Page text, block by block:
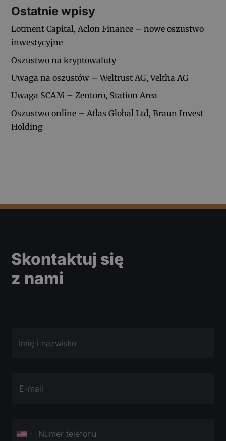
Ostatnie wpisy
Lotment Capital, Aclon Finance – nowe oszustwo
inwestycyjne
Oszustwo na kryptowaluty
Uwaga na oszustów – Weltrust AG, Veltha AG
Uwaga SCAM – Zentoro, Station Area
Oszustwo online – Atlas Global Ltd, Braun Invest
Holding
Skontaktuj się
z nami